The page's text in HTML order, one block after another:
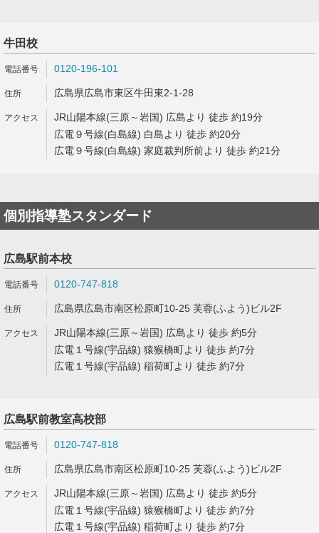
牛田校
0120-196-101
広島県広島市東区牛田東2-1-28
JR山陽本線(三原～岩国) 広島より 徒歩 約19分
広電９号線(白島線) 白島より 徒歩 約20分
広電９号線(白島線) 家庭裁判所前より 徒歩 約21分
個別指導塾スタンダード
広島駅前本校
0120-747-818
広島県広島市南区松原町10-25 芙蓉(ふよう)ビル2F
JR山陽本線(三原～岩国) 広島より 徒歩 約5分
広電１号線(宇品線) 猿猴橋町より 徒歩 約7分
広電１号線(宇品線) 稲荷町より 徒歩 約7分
広島駅前教室高校部
0120-747-818
広島県広島市南区松原町10-25 芙蓉(ふよう)ビル2F
JR山陽本線(三原～岩国) 広島より 徒歩 約5分
広電１号線(宇品線) 猿猴橋町より 徒歩 約7分
広電１号線(宇品線) 稲荷町より 徒歩 約7分